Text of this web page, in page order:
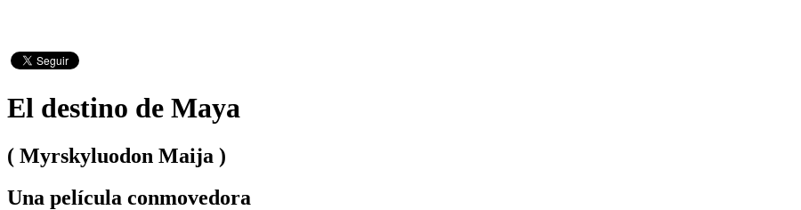
El destino de Maya
( Myrskyluodon Maija )
Una película conmovedora